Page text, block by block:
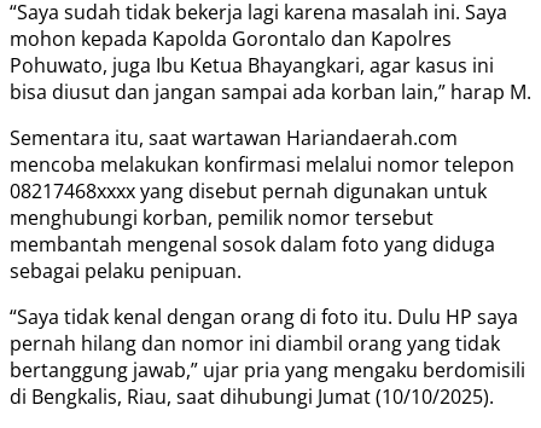
“Saya sudah tidak bekerja lagi karena masalah ini. Saya
mohon kepada Kapolda Gorontalo dan Kapolres
Pohuwato, juga Ibu Ketua Bhayangkari, agar kasus ini
bisa diusut dan jangan sampai ada korban lain,” harap M.
Sementara itu, saat wartawan Hariandaerah.com
mencoba melakukan konfirmasi melalui nomor telepon
08217468xxxx yang disebut pernah digunakan untuk
menghubungi korban, pemilik nomor tersebut
membantah mengenal sosok dalam foto yang diduga
sebagai pelaku penipuan.
“Saya tidak kenal dengan orang di foto itu. Dulu HP saya
pernah hilang dan nomor ini diambil orang yang tidak
bertanggung jawab,” ujar pria yang mengaku berdomisili
di Bengkalis, Riau, saat dihubungi Jumat (10/10/2025).